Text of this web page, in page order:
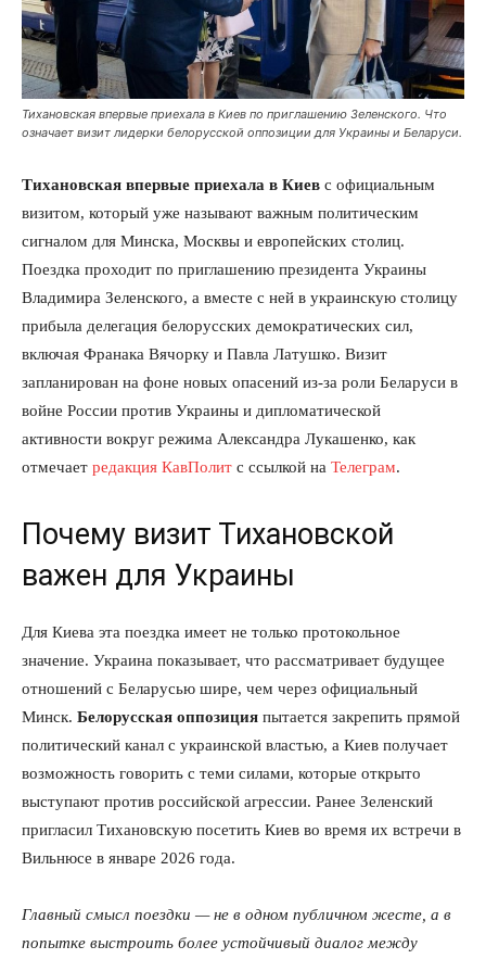
Тихановская впервые приехала в Киев по приглашению Зеленского. Что
означает визит лидерки белорусской оппозиции для Украины и Беларуси.
Тихановская впервые приехала в Киев с официальным
визитом, который уже называют важным политическим
сигналом для Минска, Москвы и европейских столиц.
Поездка проходит по приглашению президента Украины
Владимира Зеленского, а вместе с ней в украинскую столицу
прибыла делегация белорусских демократических сил,
включая Франака Вячорку и Павла Латушко. Визит
запланирован на фоне новых опасений из-за роли Беларуси в
войне России против Украины и дипломатической
активности вокруг режима Александра Лукашенко, как
отмечает редакция КавПолит с ссылкой на Телеграм.
Почему визит Тихановской
важен для Украины
Для Киева эта поездка имеет не только протокольное
значение. Украина показывает, что рассматривает будущее
отношений с Беларусью шире, чем через официальный
Минск. Белорусская оппозиция пытается закрепить прямой
политический канал с украинской властью, а Киев получает
возможность говорить с теми силами, которые открыто
выступают против российской агрессии. Ранее Зеленский
пригласил Тихановскую посетить Киев во время их встречи в
Вильнюсе в январе 2026 года.
Главный смысл поездки — не в одном публичном жесте, а в
попытке выстроить более устойчивый диалог между